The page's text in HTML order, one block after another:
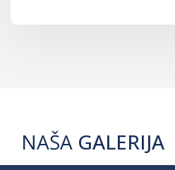
NAŠA GALERIJA